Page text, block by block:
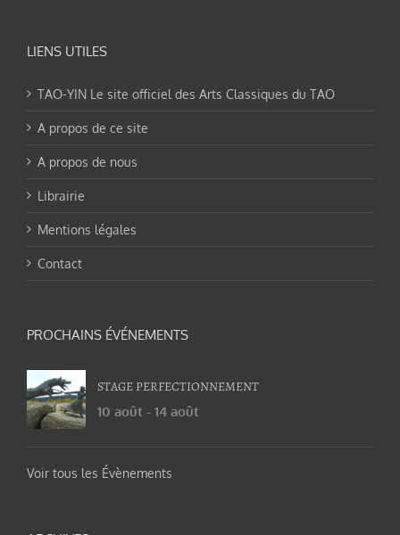
LIENS UTILES
TAO-YIN Le site officiel des Arts Classiques du TAO
A propos de ce site
A propos de nous
Librairie
Mentions légales
Contact
PROCHAINS ÉVÉNEMENTS
STAGE PERFECTIONNEMENT
10 août - 14 août
Voir tous les Évènements